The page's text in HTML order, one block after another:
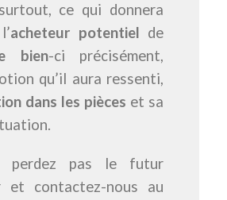
ce qui donnera
acheteur potentiel de
bien-ci précisément,
qu’il aura ressenti,
dans les pièces et sa
perdez pas le futur
et contactez-nous au